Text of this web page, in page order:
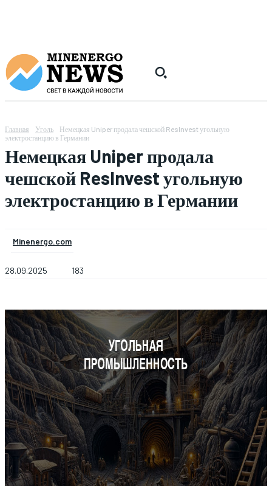
Главная Уголь
Немецкая Uniper продала чешской ResInvest угольную
электростанцию в Германии
Немецкая Uniper продала
чешской ResInvest угольную
электростанцию в Германии
Minenergo.com
28.09.2025 183